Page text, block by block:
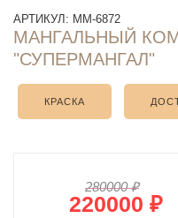
АРТИКУЛ: ММ-6872
МАНГАЛЬНЫЙ
"СУПЕРМАНГАЛ"
КРАСКА
280000 ₽
220000 ₽